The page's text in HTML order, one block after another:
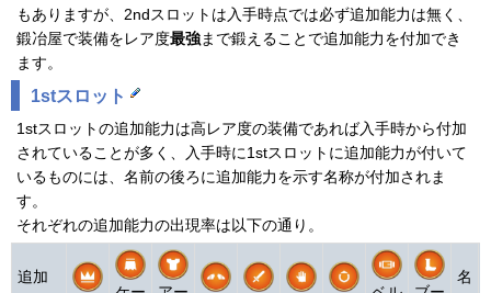
もありますが、2ndスロットは入手時点では必ず追加能力は無く、
鍛冶屋で装備をレア度最強まで鍛えることで追加能力を付加でき
ます。
1stスロット
1stスロットの追加能力は高レア度の装備であれば入手時から付加
されていることが多く、入手時に1stスロットに追加能力が付いて
いるものには、名前の後ろに追加能力を示す名称が付加されま
す。
それぞれの追加能力の出現率は以下の通り。
追加
名